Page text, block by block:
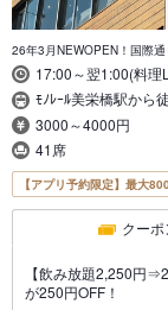
26年3月NEWOPEN！国際
17:00～翌1:00(料理
ﾓﾉﾚｰﾙ美栄橋駅から
3000～4000円
41席
【アプリ予約限定】最大
クーポ
【飲み放題2,250円
が250円OFF！